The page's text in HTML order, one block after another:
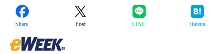
Share Post LINE Hatena